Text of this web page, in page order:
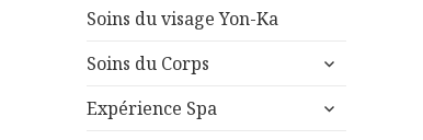
Soins du visage Yon-Ka
Soins du Corps
ouvrir
sous-
Expérience Spa
ouvrir